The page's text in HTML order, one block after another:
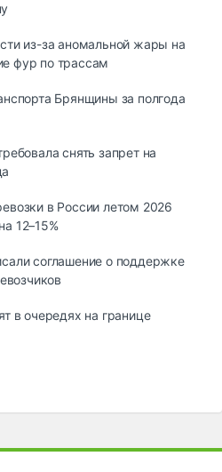
из-за аномальной жары на
фур по трассам
Брянщины за полгода
снять запрет на
в России летом 2026
12–15%
соглашение о поддержке
в очередях на границе